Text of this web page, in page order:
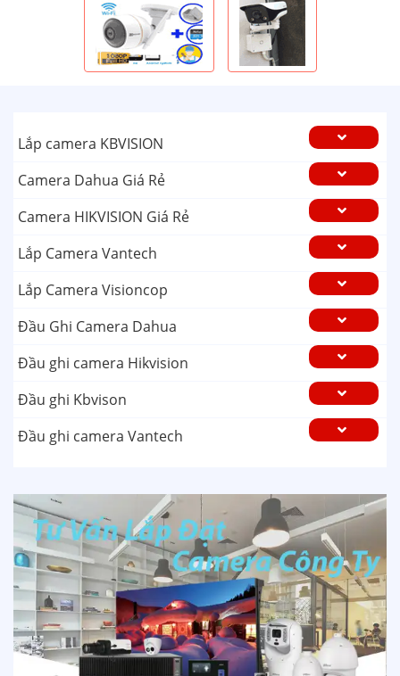
Lắp camera KBVISION
Camera Dahua Giá Rẻ
Camera HIKVISION Giá Rẻ
Lắp Camera Vantech
Lắp Camera Visioncop
Đầu Ghi Camera Dahua
Đầu ghi camera Hikvision
Đầu ghi Kbvison
Đầu ghi camera Vantech